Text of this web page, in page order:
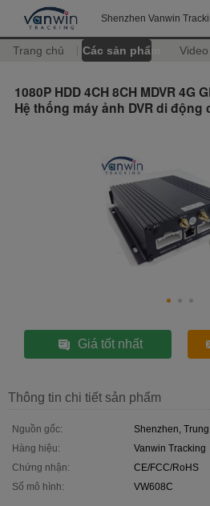
Shenzhen Vanwin
Trang chủ Các sản phẩm Video
1080P HDD 4CH 8CH MDVR 4G
Hệ thống máy ảnh DVR di
Giá tốt nhất
Thông tin chi tiết sản phẩm
Nguồn gốc:
Shenzhen,
Hàng hiệu:
Vanwin Tracking
Chứng nhận:
CE/FCC/RoHS
Số mô hình:
VW608C